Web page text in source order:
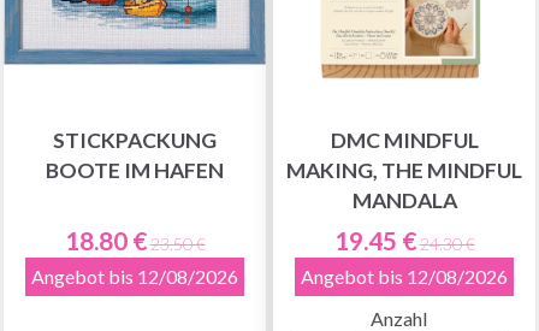
STICKPACKUNG
BOOTE IM HAFEN
18.80 €23.50 €
Angebot bis 12/08/2026
DMC MINDFUL
MAKING, THE MINDFUL
MANDALA
19.45 €24.30 €
Angebot bis 12/08/2026
Anzahl